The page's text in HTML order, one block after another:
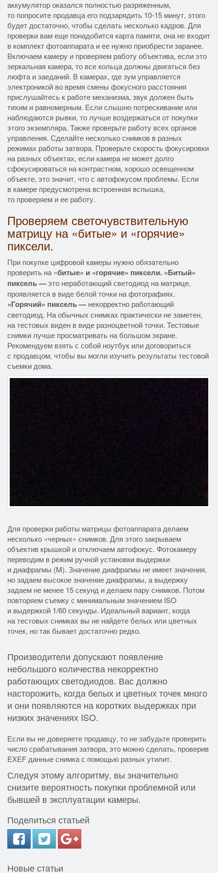
аккумулятор оказался полностью разряженным,
то попросите продавца его подзарядить 10-15 минут, этого
будет достаточно, чтобы сделать несколько кадров. Для
проверки вам еще понадобится карта памяти, она не входит
в комплект фотоаппарата и ее нужно приобрести заранее.
Включаем камеру и проверяем работу объектива, если это
зеркальная камера, то все кольца должны двигаться без
люфта и заеданий. В камерах, где зум управляется
электроникой во время смены фокусного расстояния
прислушайтесь к работе механизма, звук должен быть
тихим и равномерным. Если слышно потрескивание или
наблюдаются рывки, то лучше воздержаться от покупки
этого экземпляра. Также проверьте работу всех органов
управления. Сделайте несколько снимков в разных
режимах работы затвора. Проверьте скорость фокусировки
на разных объектах, если камера не может долго
сфокусироваться на контрастном, хорошо освещенном
объекте, это значит, что с автофокусом проблемы. Если
в камере предусмотрена встроенная вспышка,
то проверяем и ее работу.
Проверяем светочувствительную
матрицу на «битые» и «горячие»
пиксели.
При покупке цифровой камеры нужно обязательно
проверить на «битые» и «горячие» пиксели. «Битый»
пиксель —это неработающий светодиод на матрице,
проявляется в виде белой точки на фотографиях.
«Горячий» пиксель — некорректно работающий
светодиод. На обычных снимках практически не заметен,
на тестовых виден в виде разноцветной точки. Тестовые
снимки лучше просматривать на большом экране.
Рекомендуем взять с собой ноутбук или договориться
с продавцом, чтобы вы могли изучить результаты тестовой
съемки дома.
Для проверки работы матрицы фотоаппарата делаем
несколько «черных» снимков. Для этого закрываем
объектив крышкой и отключаем автофокус. Фотокамеру
переводим в режим ручной установки выдержки
и диафрагмы (M). Значение диафрагмы не имеет значения,
но задаем высокое значение диафрагмы, а выдержку
задаем не менее 15 секунд и делаем пару снимков. Потом
повторяем съемку с минимальным значением ISO
и выдержкой 1/60 секунды. Идеальный вариант, когда
на тестовых снимках вы не найдете белых или цветных
точек, но так бывает достаточно редко.
Производители допускают появление
небольшого количества некорректно
работающих светодиодов. Вас должно
насторожить, когда белых и цветных точек много
и они появляются на коротких выдержках при
низких значениях ISO.
Если вы не доверяете продавцу, то не забудьте проверить
число срабатывания затвора, это можно сделать, проверив
EXEF данные снимка с помощью разных утилит.
Следуя этому алгоритму, вы значительно
снизите вероятность покупки проблемной или
бывшей в эксплуатации камеры.
Поделиться статьей
Новые статьи